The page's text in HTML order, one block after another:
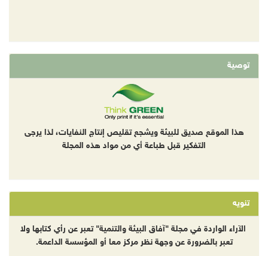
توصية
هذا الموقع صديق للبيئة ويشجع تقليص إنتاج النفايات، لذا يرجى
التفكير قبل طباعة أي من مواد هذه المجلة
تنويه
الآراء الواردة في مجلة "آفاق البيئة والتنمية" تعبر عن رأي كتابها ولا
تعبر بالضرورة عن وجهة نظر مركز معا أو المؤسسة الداعمة.